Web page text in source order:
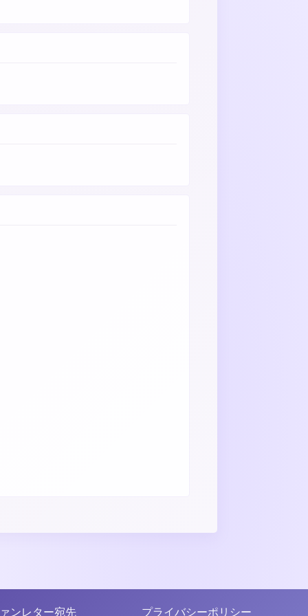
ンレター宛先 プライバシーポリシー